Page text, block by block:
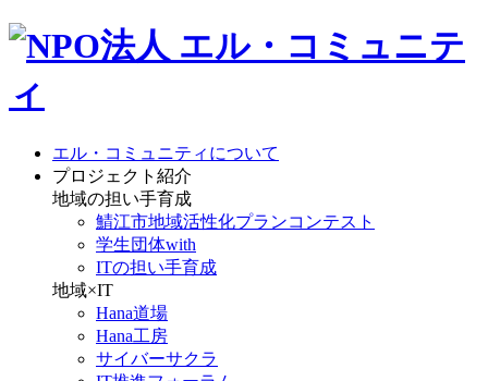
エル・コミュニティについて
プロジェクト紹介
地域の担い手育成
鯖江市地域活性化プランコンテスト
学生団体with
ITの担い手育成
地域×IT
Hana道場
Hana工房
サイバーサクラ